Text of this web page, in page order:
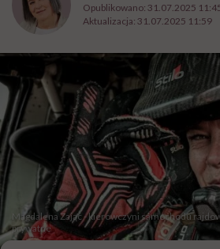
Opublikowano: 31.07.2025
Aktualizacja: 31.07.2025 11:59
Magdalena Zając - kierowczyni samochodu
prywatne